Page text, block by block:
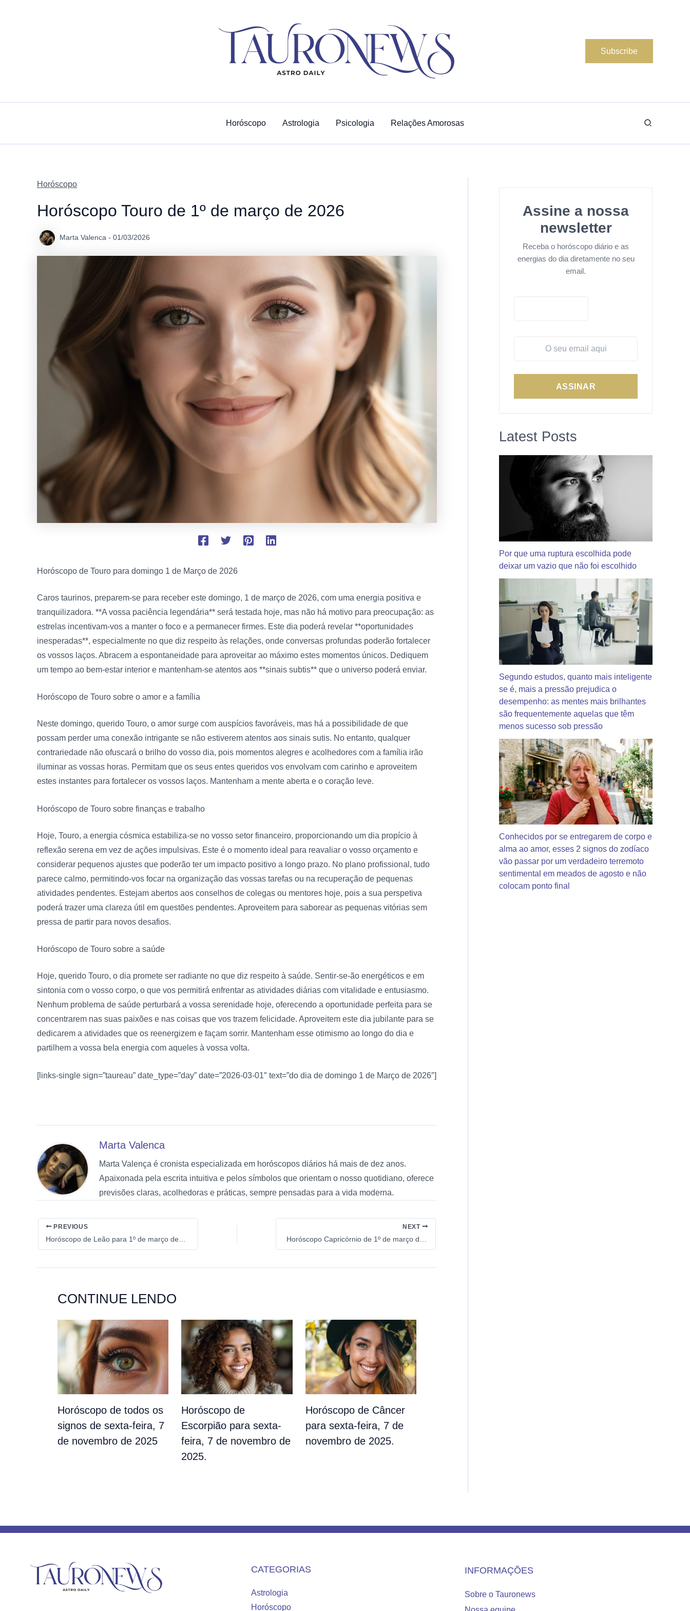
Subscribe
Horóscopo Astrologia Psicologia Relações Amorosas Search
Horóscopo
Horóscopo Touro de 1º de março de 2026
Marta Valenca - 01/03/2026
Horóscopo de Touro para domingo 1 de Março de 2026
Caros taurinos, preparem-se para receber este domingo, 1 de março de 2026, com uma energia positiva e
tranquilizadora. **A vossa paciência legendária** será testada hoje, mas não há motivo para preocupação: as
estrelas incentivam-vos a manter o foco e a permanecer firmes. Este dia poderá revelar **oportunidades
inesperadas**, especialmente no que diz respeito às relações, onde conversas profundas poderão fortalecer
os vossos laços. Abracem a espontaneidade para aproveitar ao máximo estes momentos únicos. Dediquem
um tempo ao bem-estar interior e mantenham-se atentos aos **sinais subtis** que o universo poderá enviar.
Horóscopo de Touro sobre o amor e a família
Neste domingo, querido Touro, o amor surge com auspícios favoráveis, mas há a possibilidade de que
possam perder uma conexão intrigante se não estiverem atentos aos sinais sutis. No entanto, qualquer
contrariedade não ofuscará o brilho do vosso dia, pois momentos alegres e acolhedores com a família irão
iluminar as vossas horas. Permitam que os seus entes queridos vos envolvam com carinho e aproveitem
estes instantes para fortalecer os vossos laços. Mantenham a mente aberta e o coração leve.
Horóscopo de Touro sobre finanças e trabalho
Hoje, Touro, a energia cósmica estabiliza-se no vosso setor financeiro, proporcionando um dia propício à
reflexão serena em vez de ações impulsivas. Este é o momento ideal para reavaliar o vosso orçamento e
considerar pequenos ajustes que poderão ter um impacto positivo a longo prazo. No plano profissional, tudo
parece calmo, permitindo-vos focar na organização das vossas tarefas ou na recuperação de pequenas
atividades pendentes. Estejam abertos aos conselhos de colegas ou mentores hoje, pois a sua perspetiva
poderá trazer uma clareza útil em questões pendentes. Aproveitem para saborear as pequenas vitórias sem
pressa de partir para novos desafios.
Horóscopo de Touro sobre a saúde
Hoje, querido Touro, o dia promete ser radiante no que diz respeito à saúde. Sentir-se-ão energéticos e em
sintonia com o vosso corpo, o que vos permitirá enfrentar as atividades diárias com vitalidade e entusiasmo.
Nenhum problema de saúde perturbará a vossa serenidade hoje, oferecendo a oportunidade perfeita para se
concentrarem nas suas paixões e nas coisas que vos trazem felicidade. Aproveitem este dia jubilante para se
dedicarem a atividades que os reenergizem e façam sorrir. Mantenham esse otimismo ao longo do dia e
partilhem a vossa bela energia com aqueles à vossa volta.
[links-single sign=”taureau” date_type=”day” date=”2026-03-01″ text=”do dia de domingo 1 de Março de 2026″]
Marta Valenca
Marta Valença é cronista especializada em horóscopos diários há mais de dez anos.
Apaixonada pela escrita intuitiva e pelos símbolos que orientam o nosso quotidiano, oferece
previsões claras, acolhedoras e práticas, sempre pensadas para a vida moderna.
PREVIOUS
Horóscopo de Leão para 1º de março de 2026
NEXT
Horóscopo Capricórnio de 1º de março de 2026
CONTINUE LENDO
Horóscopo de todos os
signos de sexta-feira, 7
de novembro de 2025
Horóscopo de
Escorpião para sexta-
feira, 7 de novembro de
2025.
Horóscopo de Câncer
para sexta-feira, 7 de
novembro de 2025.
Assine a nossa
newsletter
Receba o horóscopo diário e as
energias do dia diretamente no seu
email.
ASSINAR
Latest Posts
Por que uma ruptura escolhida pode
deixar um vazio que não foi escolhido
Segundo estudos, quanto mais inteligente
se é, mais a pressão prejudica o
desempenho: as mentes mais brilhantes
são frequentemente aquelas que têm
menos sucesso sob pressão
Conhecidos por se entregarem de corpo e
alma ao amor, esses 2 signos do zodíaco
vão passar por um verdadeiro terremoto
sentimental em meados de agosto e não
colocam ponto final
CATEGORIAS
Astrologia
Horóscopo
INFORMAÇÕES
Sobre o Tauronews